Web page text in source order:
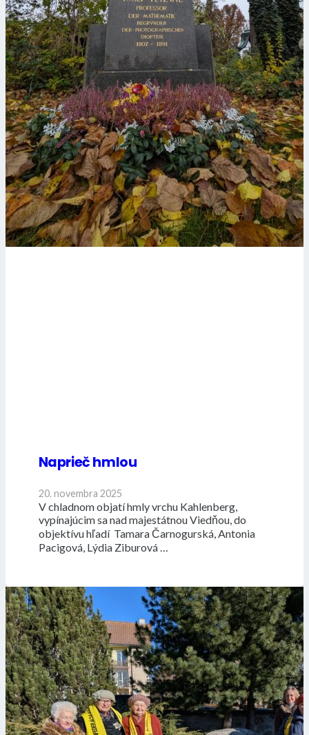
Naprieč hmlou
20. novembra 2025
V chladnom objatí hmly vrchu Kahlenberg,
vypínajúcim sa nad majestátnou Viedňou, do
objektívu hľadí Tamara Čarnogurská, Antonia
Pacigová, Lýdia Ziburová …